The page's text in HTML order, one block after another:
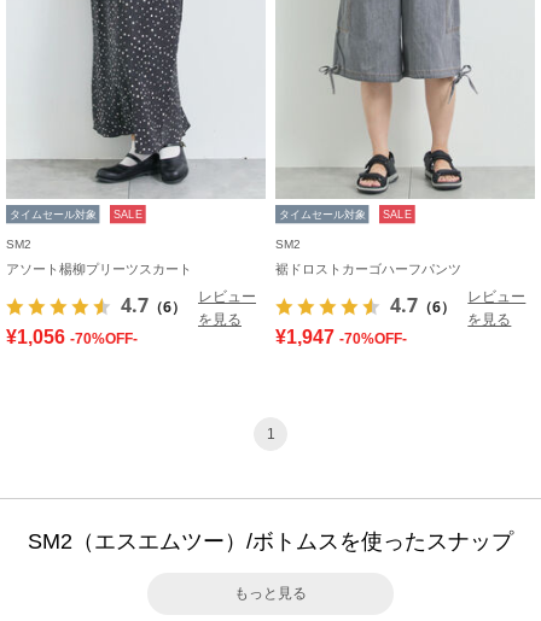
タイムセール対象 SALE
SM2
アソート楊柳プリーツスカート
4.7 （6）
レビュー
を見る
¥1,056 -70%OFF-
タイムセール対象 SALE
SM2
裾ドロストカーゴハーフパンツ
4.7 （6）
レビュー
を見る
¥1,947 -70%OFF-
1
SM2（エスエムツー）/ボトムスを使ったスナップ
もっと見る